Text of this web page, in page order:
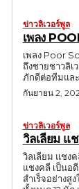
ข่าวลิเวอร์พูล
เพลง
เพลง Poor
ถึงชายชาวลิ
ภักดีต่อทีมแล
กันยายน 2,
ข่าวลิเวอร์พูล
วิลเลียม แ
วิลเลียม แชง
แชงคลี เป็นอ
สำเร็จอย่างสู